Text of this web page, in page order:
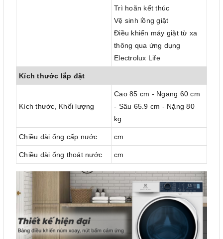
Trì hoãn kết thúc
Vệ sinh lồng giặt
Điều khiển máy giặt từ xa
thông qua ứng dụng
Electrolux Life
Kích thước lắp đặt
Kích thước, Khối lượng
Cao 85 cm - Ngang 60 cm
- Sâu 65.9 cm - Nặng 80
kg
Chiều dài ống cấp nước cm
Chiều dài ống thoát nước cm